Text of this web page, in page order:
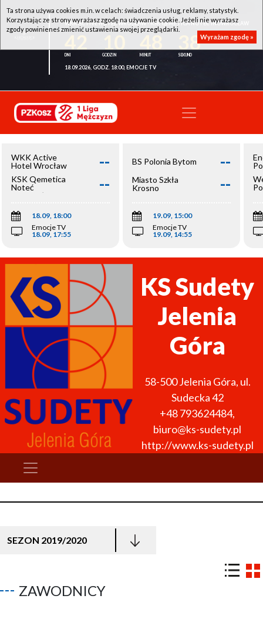
WKK ACTIVE HOTEL WROCŁAW - KSK QEMETICA NOTEĆ INOWROCŁAW
38
18.09.2026, GODZ. 18:00, EMOCJE TV
WKK Active
Hotel Wrocław
--
KSK Qemetica
Noteć
Inowrocław
--
18.09, 18:00
Emocje TV
18.09, 17:55
BS Polonia Bytom --
Miasto Szkła
Krosno
--
19.09, 15:00
Emocje TV
19.09, 14:55
KS Sudety
Jelenia
Góra
58-500 Jelenia Góra, ul.
Sudecka 42
+48 793624484,
biuro@ks-sudety.pl
http://www.ks-sudety.pl
SEZON 2019/2020
ZAWODNICY
Ta strona używa cookies m.in. w celach: świadczenia usług, reklamy, statystyk.
Korzystając ze strony wyrażasz zgodę na używanie cookie. Jeżeli nie wyrażasz
zgody powinieneś zmienić ustawienia swojej przeglądarki.
Wyrażam zgodę »